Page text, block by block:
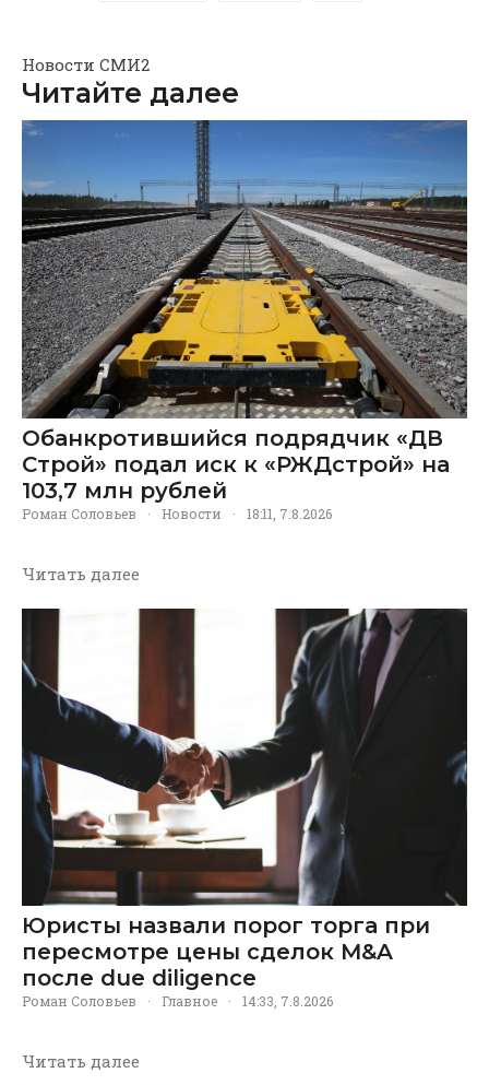
Новости СМИ2
Читайте далее
Обанкротившийся подрядчик «ДВ
Строй» подал иск к «РЖДстрой» на
103,7 млн рублей
Роман Соловьев · Новости · 18:11, 7.8.2026
Читать далее
Юристы назвали порог торга при
пересмотре цены сделок M&A
после due diligence
Роман Соловьев · Главное · 14:33, 7.8.2026
Читать далее